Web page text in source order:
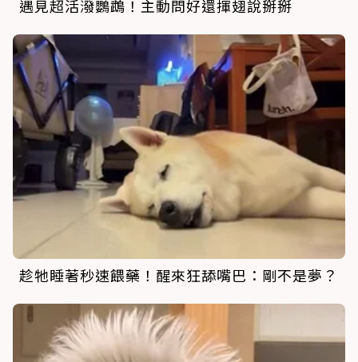
遇見超活潑鸚鵡！主動問好還揮翅說掰掰
趁牠睡著秒速餵藥！醒來狂舔嘴巴：剛不是夢？